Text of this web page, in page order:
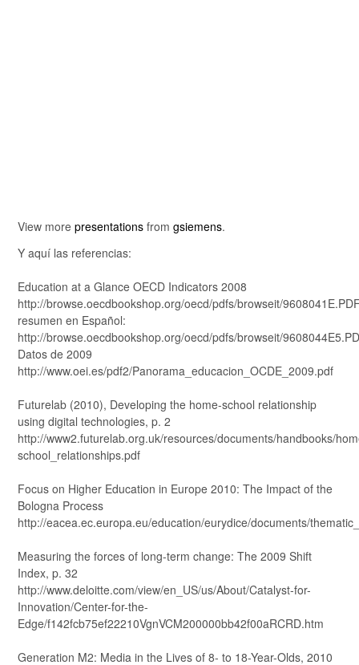
View more presentations from gsiemens.
Y aquí las referencias:
Education at a Glance OECD Indicators 2008
http://browse.oecdbookshop.org/oecd/pdfs/browseit/
resumen en Español:
http://browse.oecdbookshop.org/oecd/pdfs/browseit/
Datos de 2009
http://www.oei.es/pdf2/Panorama_educacion_OCDE_2009.pdf
Futurelab (2010), Developing the home-school relationship
using digital technologies, p. 2
http://www2.futurelab.org.uk/resources/documents/handbooks/
school_relationships.pdf
Focus on Higher Education in Europe 2010: The Impact of the
Bologna Process
http://eacea.ec.europa.eu/education/eurydice/documents/
Measuring the forces of long-term change: The 2009 Shift
Index, p. 32
http://www.deloitte.com/view/en_US/us/About/Catalyst-for-
Innovation/Center-for-the-
Edge/f142fcb75ef22210VgnVCM200000bb42f00aRCRD.htm
Generation M2: Media in the Lives of 8- to 18-Year-Olds, 2010